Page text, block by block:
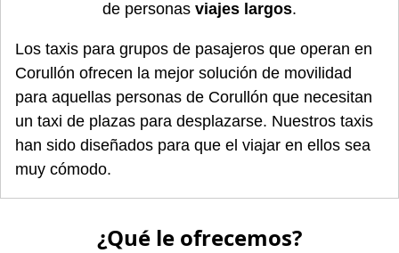
de personas viajes largos.
Los taxis para grupos de pasajeros que operan en
Corullón ofrecen la mejor solución de movilidad
para aquellas personas de Corullón que necesitan
un taxi de plazas para desplazarse. Nuestros taxis
han sido diseñados para que el viajar en ellos sea
muy cómodo.
¿Qué le ofrecemos?